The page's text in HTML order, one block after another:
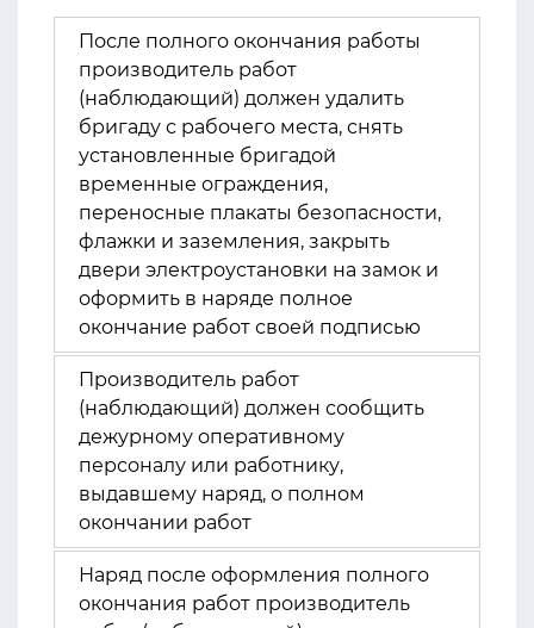
После полного окончания работы
производитель работ
(наблюдающий) должен удалить
бригаду с рабочего места, снять
установленные бригадой
временные ограждения,
переносные плакаты безопасности,
флажки и заземления, закрыть
двери электроустановки на замок и
оформить в наряде полное
окончание работ своей подписью
Производитель работ
(наблюдающий) должен сообщить
дежурному оперативному
персоналу или работнику,
выдавшему наряд, о полном
окончании работ
Наряд после оформления полного
окончания работ производитель